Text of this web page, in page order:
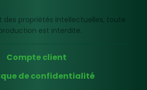
des propriétés intellectuelles, toute
est interdite.
Compte client
de confidentialité